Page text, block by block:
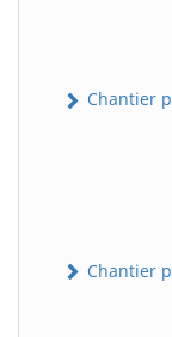
Chantier
Chantier